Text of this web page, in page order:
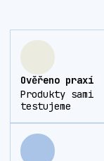
Ověřeno praxí
Produkty sami
testujeme